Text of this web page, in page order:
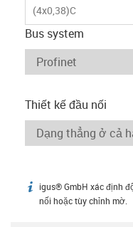
(4x0,38)C
Bus system
Thiết kế đầu nối
igus-icon-info
igus® GmbH xác định
nối hoặc tùy chỉnh mờ.